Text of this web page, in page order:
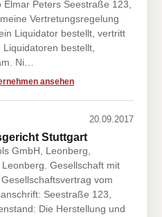
Peters Seestraße 123,
Vertretungsregelung
Liquidator bestellt, vertritt
bestellt,
Ni…
ansehen
20.09.2017
Stuttgart
GmbH, Leonberg,
Gesellschaft mit
vom
Seestraße 123,
Die Herstellung und